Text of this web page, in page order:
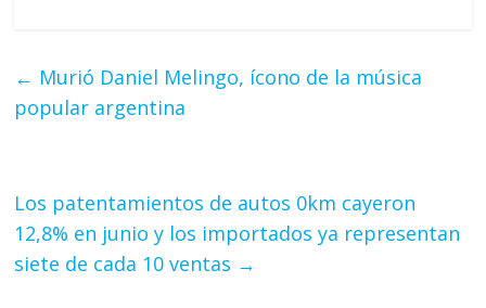
← Murió Daniel Melingo, ícono de la música
popular argentina
Los patentamientos de autos 0km cayeron
12,8% en junio y los importados ya representan
siete de cada 10 ventas →